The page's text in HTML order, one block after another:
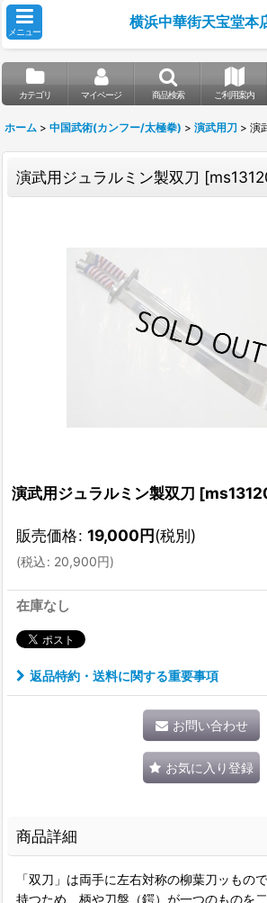
メニュー
横浜中華街天宝堂本
カテゴリ マイページ 商品検索 ご利用案内
ホーム > 中国武術(カンフー/太極拳) > 演武用刀 > 演
演武用ジュラルミン製双刀 [
演武用ジュラルミン製双刀 [
販売価格: 19,000円(税別)
(税込: 20,900円)
在庫なし
返品特約・送料に関する重要事項
お問い合わせ
お気に入り登録
商品詳細
「双刀」は両手に左右対称の柳葉刀ッもの
持つため、柄や刀盤（鍔）が一つのものを